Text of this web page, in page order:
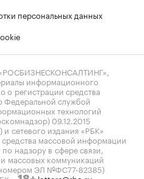
персональных данных
информационного
о регистрации средства
службой
технологий
09.12.2015
сетевого издания «РБК»
средства массовой информации
надзору в сфере связи,
массовых коммуникаций
номером ЭЛ №ФС77-82385)